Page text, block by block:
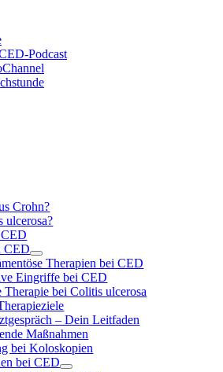
Podcast
Crohn?
ulcerosa?
CED
Therapien bei CED
Eingriffe bei CED
Therapie bei Colitis ulcerosa
– Dein Leitfaden
Maßnahmen
bei Koloskopien
bei CED